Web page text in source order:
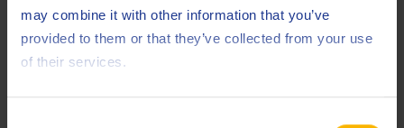
may combine it with other information that you’ve
provided to them or that they’ve collected from your use
of their services.
Vickers 35VQ25
ZF